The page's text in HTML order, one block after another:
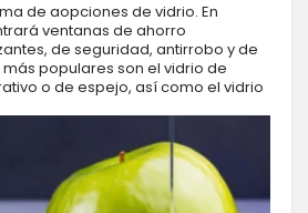
de aopciones de vidrio. En
ventanas de ahorro
de seguridad, antirrobo y de
populares son el vidrio de
o de espejo, así como el vidrio